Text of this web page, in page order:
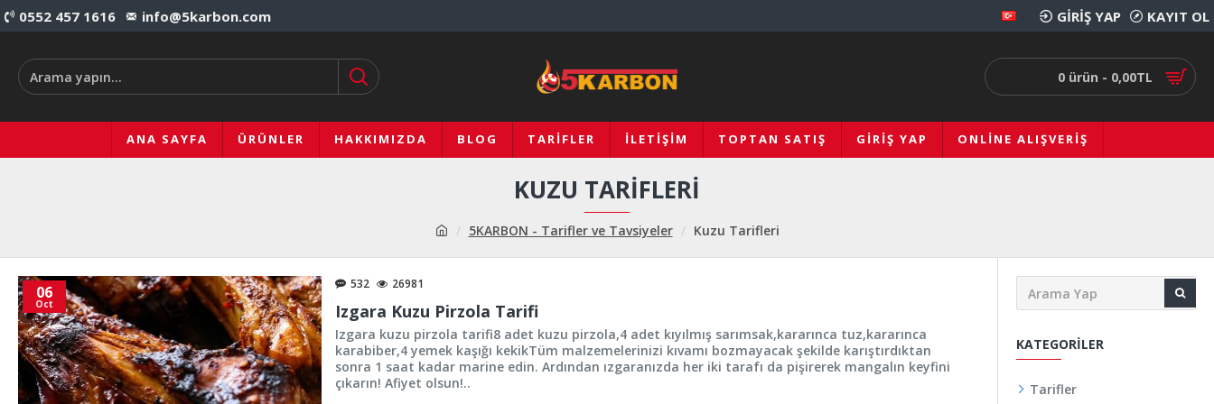
0552 457 1616 info@5karbon.com GIRIŞ YAP KAYIT OL
0 ürün - 0,00TL
ANA SAYFA ÜRÜNLER HAKKIMIZDA BLOG TARIFLER İLETIŞIM TOPTAN SATIŞ GIRIŞ YAP ONLINE ALIŞVERIŞ
5KARBON - Tarifler ve Tavsiyeler Kuzu Tarifleri
KUZU TARIFLERI
06
Oct
532 26981
Izgara Kuzu Pirzola Tarifi
Izgara kuzu pirzola tarifi8 adet kuzu pirzola,4 adet kıyılmış sarımsak,kararınca tuz,kararınca
karabiber,4 yemek kaşığı kekikTüm malzemelerinizi kıvamı bozmayacak şekilde karıştırdıktan
sonra 1 saat kadar marine edin. Ardından ızgaranızda her iki tarafı da pişirerek mangalın keyfini
çıkarın! Afiyet olsun!..
KATEGORILER
Tarifler